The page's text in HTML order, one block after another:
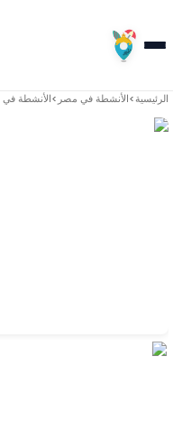
الرئيسية>الأنشطة في مصر >الأنشطة في